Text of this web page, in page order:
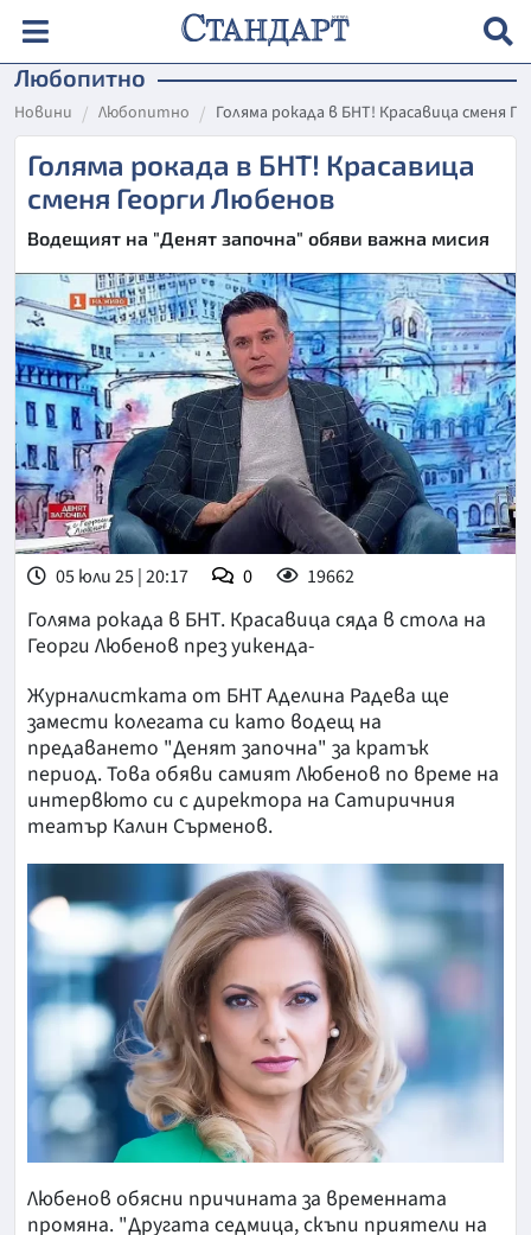
Любопитно
Новини Любопитно Голяма рокада в БНТ! Красавица сменя
Голяма рокада в БНТ! Красавица
сменя Георги Любенов
Водещият на "Денят започна" обяви важна мисия
05 юли 25 | 20:17 0 19662
Голяма рокада в БНТ. Красавица сяда в стола на
Георги Любенов през уикенда-
Журналистката от БНТ Аделина Радева ще
замести колегата си като водещ на
предаването "Денят започна" за кратък
период. Това обяви самият Любенов по време на
интервюто си с директора на Сатиричния
театър Калин Сърменов.
Любенов обясни причината за временната
промяна. "Другата седмица, скъпи приятели на